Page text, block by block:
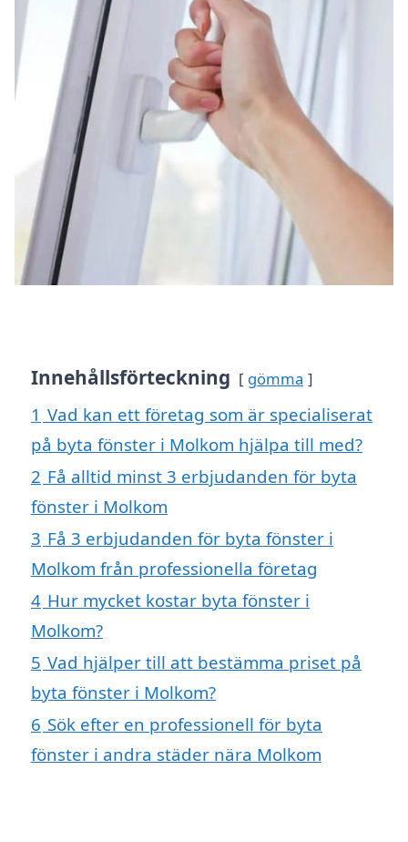
Innehållsförteckning gömma
1 Vad kan ett företag som är specialiserat
på byta fönster i Molkom hjälpa till med?
2 Få alltid minst 3 erbjudanden för byta
fönster i Molkom
3 Få 3 erbjudanden för byta fönster i
Molkom från professionella företag
4 Hur mycket kostar byta fönster i
Molkom?
5 Vad hjälper till att bestämma priset på
byta fönster i Molkom?
6 Sök efter en professionell för byta
fönster i andra städer nära Molkom